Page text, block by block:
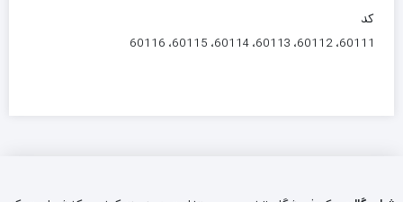
کد
60111، 60112، 60113، 60114، 60115، 60116